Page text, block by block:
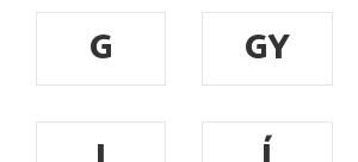
G
GY